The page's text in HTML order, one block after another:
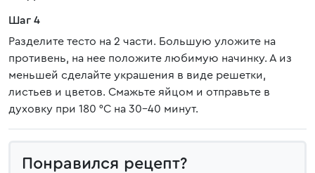
Шаг 4
Разделите тесто на 2 части. Большую уложите на
противень, на нее положите любимую начинку. А из
меньшей сделайте украшения в виде решетки,
листьев и цветов. Смажьте яйцом и отправьте в
духовку при 180 °C на 30-40 минут.
Понравился рецепт?